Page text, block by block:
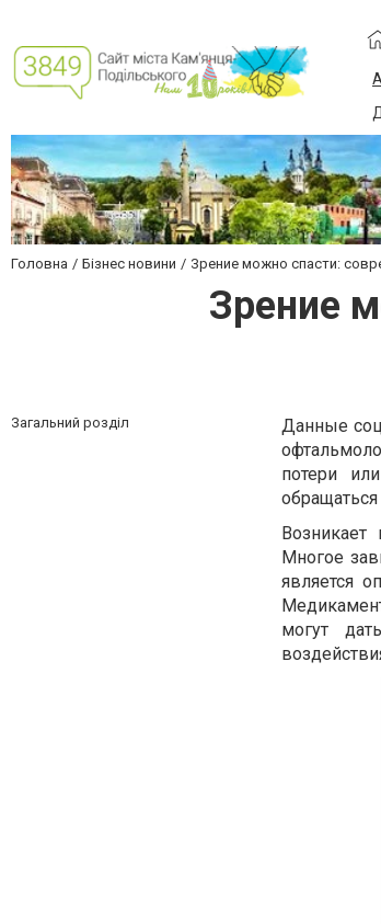
Головна Бізнес новини Зрение можно спасти:
Зрение
Загальний розділ
Данные
потери
Многое
является
могут